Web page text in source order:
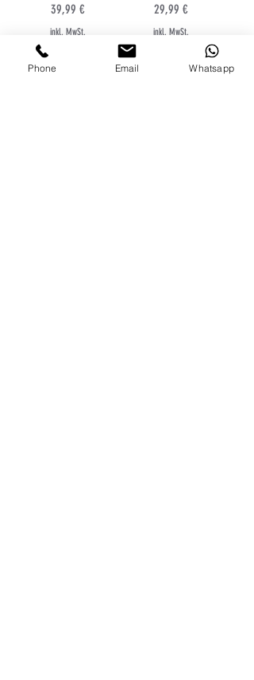
Preis
39,99 €
inkl. MwSt.
Preis
29,99 €
inkl. MwSt.
Phone Email Whatsapp